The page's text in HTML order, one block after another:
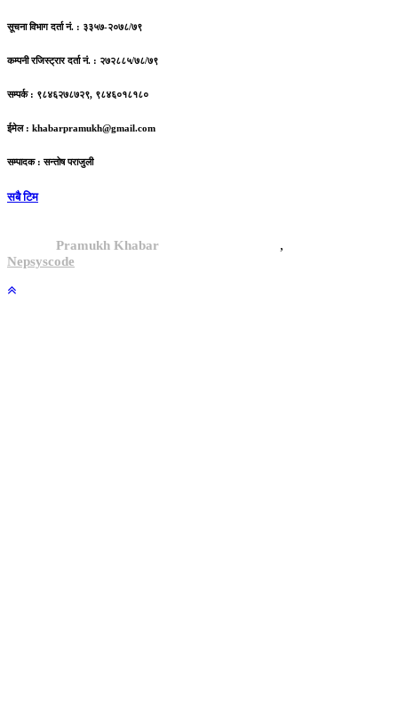
सूचना विभाग दर्ता नं. : ३३५७-२०७८/७९
कम्पनी रजिस्ट्रार दर्ता नं. : २७२८८५/७८/७९
सम्पर्क : ९८४६२७८७२९, ९८४६०१८१८०
ईमेल : khabarpramukh@gmail.com
सम्पादक : सन्तोष पराजुली
सबै टिम
Pramukh Khabar, All rights reserved. ,
Nepsyscode